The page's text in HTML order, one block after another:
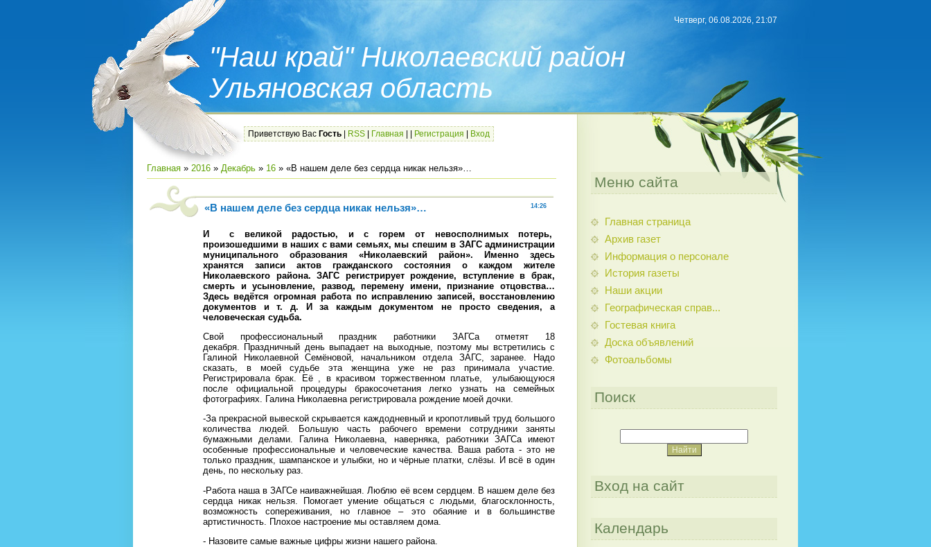
"Наш край" Николаевский район
Ульяновская область
Четверг, 06.08.2026, 21:07
Приветствую Вас Гость RSS Главная Регистрация Вход
Главная » 2016 » Декабрь » 16 » «В нашем деле без сердца никак нельзя»…
14:26
«В нашем деле без сердца никак нельзя»…
И с великой радостью, и с горем от невосполнимых потерь,
произошедшими в наших с вами семьях, мы спешим в ЗАГС администрации
муниципального образования «Николаевский район». Именно здесь
хранятся записи актов гражданского состояния о каждом жителе
Николаевского района. ЗАГС регистрирует рождение, вступление в брак,
смерть и усыновление, развод, перемену имени, признание отцовства…
Здесь ведётся огромная работа по исправлению записей, восстановлению
документов и т. д. И за каждым документом не просто сведения, а
человеческая судьба.
Свой профессиональный праздник работники ЗАГСа отметят 18
декабря. Праздничный день выпадает на выходные, поэтому мы встретились с
Галиной Николаевной Семёновой, начальником отдела ЗАГС, заранее. Надо
сказать, в моей судьбе эта женщина уже не раз принимала участие.
Регистрировала брак. Её , в красивом торжественном платье, улыбающуюся
после официальной процедуры бракосочетания легко узнать на семейных
фотографиях. Галина Николаевна регистрировала рождение моей дочки.
-За прекрасной вывеской скрывается каждодневный и кропотливый труд большого
количества людей. Большую часть рабочего времени сотрудники заняты
бумажными делами. Галина Николаевна, наверняка, работники ЗАГСа имеют
особенные профессиональные и человеческие качества. Ваша работа - это не
только праздник, шампанское и улыбки, но и чёрные платки, слёзы. И всё в один
день, по нескольку раз.
-Работа наша в ЗАГСе наиважнейшая. Люблю её всем сердцем. В нашем деле без
сердца никак нельзя. Помогает умение общаться с людьми, благосклонность,
возможность сопереживания, но главное – это обаяние и в большинстве
артистичность. Плохое настроение мы оставляем дома.
- Назовите самые важные цифры жизни нашего района.
Меню сайта
Главная страница
Архив газет
Информация о персонале
История газеты
Наши акции
Географическая справ...
Гостевая книга
Доска объявлений
Фотоальбомы
Поиск
Вход на сайт
Календарь